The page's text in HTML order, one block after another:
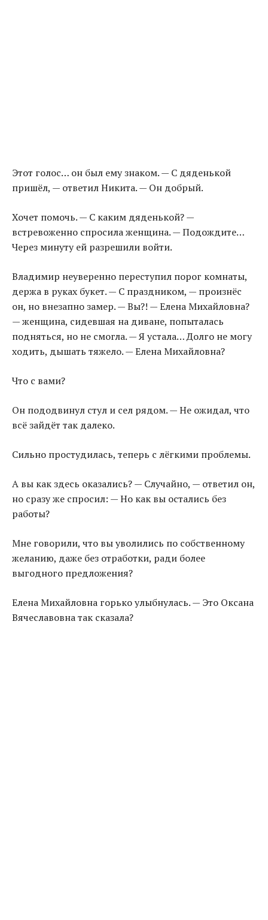
Этот голос… он был ему знаком. — С дяденькой
пришёл, — ответил Никита. — Он добрый.
Хочет помочь. — С каким дяденькой? —
встревоженно спросила женщина. — Подождите…
Через минуту ей разрешили войти.
Владимир неуверенно переступил порог комнаты,
держа в руках букет. — С праздником, — произнёс
он, но внезапно замер. — Вы?! — Елена Михайловна?
— женщина, сидевшая на диване, попыталась
подняться, но не смогла. — Я устала… Долго не могу
ходить, дышать тяжело. — Елена Михайловна?
Что с вами?
Он пододвинул стул и сел рядом. — Не ожидал, что
всё зайдёт так далеко.
Сильно простудилась, теперь с лёгкими проблемы.
А вы как здесь оказались? — Случайно, — ответил он,
но сразу же спросил: — Но как вы остались без
работы?
Мне говорили, что вы уволились по собственному
желанию, даже без отработки, ради более
выгодного предложения?
Елена Михайловна горько улыбнулась. — Это Оксана
Вячеславовна так сказала?